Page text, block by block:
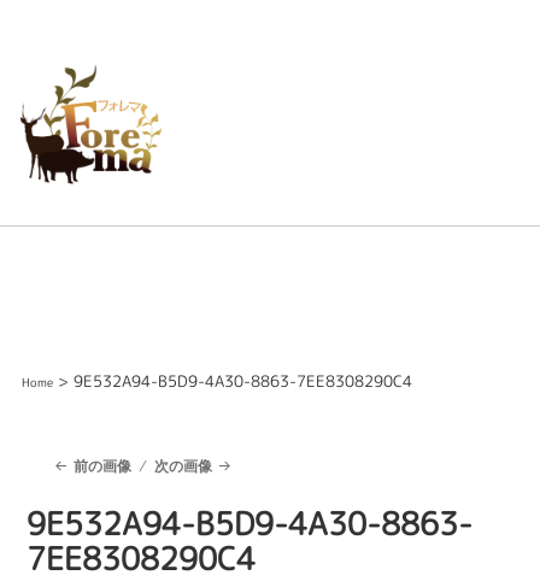
Home> 9E532A94-B5D9-4A30-8863-7EE8308290C4
前の画像 次の画像
9E532A94-B5D9-4A30-8863-
7EE8308290C4